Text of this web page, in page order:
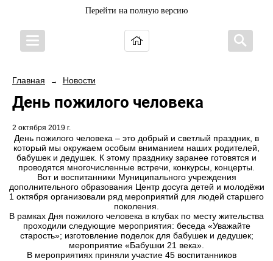
Перейти на полную версию
Главная → Новости
День пожилого человека
2 октября 2019 г.
День пожилого человека – это добрый и светлый праздник, в
который мы окружаем особым вниманием наших родителей,
бабушек и дедушек. К этому празднику заранее готовятся и
проводятся многочисленные встречи, конкурсы, концерты.
Вот и воспитанники Муниципального учреждения
дополнительного образования Центр досуга детей и молодёжи
1 октября организовали ряд мероприятий для людей старшего
поколения.
В рамках Дня пожилого человека в клубах по месту жительства
проходили следующие мероприятия: беседа «Уважайте
старость»; изготовление поделок для бабушек и дедушек;
мероприятие «Бабушки 21 века».
В мероприятиях приняли участие 45 воспитанников